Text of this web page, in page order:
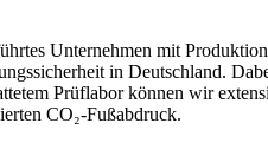
Unternehmen mit
in Deutschland.
Prüflabor können wir
CO₂-Fußabdruck.